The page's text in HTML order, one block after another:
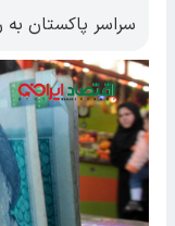
سراسر پاکستان به